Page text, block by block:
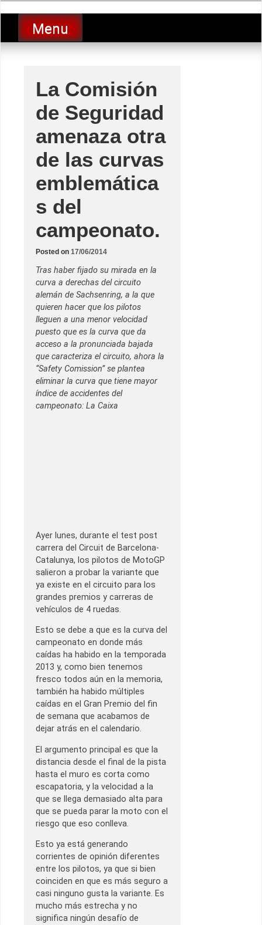
to
contentLucio Lopez GP
luciolopezgp
Menu
La Comisión
de Seguridad
amenaza otra
de las curvas
emblemática
s del
campeonato.
Posted on 17/06/2014
Tras haber fijado su mirada en la
curva a derechas del circuito
alemán de Sachsenring, a la que
quieren hacer que los pilotos
lleguen a una menor velocidad
puesto que es la curva que da
acceso a la pronunciada bajada
que caracteriza el circuito, ahora la
“Safety Comission” se plantea
eliminar la curva que tiene mayor
índice de accidentes del
campeonato: La Caixa
Ayer lunes, durante el test post
carrera del Circuit de Barcelona-
Catalunya, los pilotos de MotoGP
salieron a probar la variante que
ya existe en el circuito para los
grandes premios y carreras de
vehículos de 4 ruedas.
Esto se debe a que es la curva del
campeonato en donde más
caídas ha habido en la temporada
2013 y, como bien tenemos
fresco todos aún en la memoria,
también ha habido múltiples
caídas en el Gran Premio del fin
de semana que acabamos de
dejar atrás en el calendario.
El argumento principal es que la
distancia desde el final de la pista
hasta el muro es corta como
escapatoria, y la velocidad a la
que se llega demasiado alta para
que se pueda parar la moto con el
riesgo que eso conlleva.
Esto ya está generando
corrientes de opinión diferentes
entre los pilotos, ya que si bien
coinciden en que es más seguro a
casi ninguno gusta la variante. Es
mucho más estrecha y no
significa ningún desafío de